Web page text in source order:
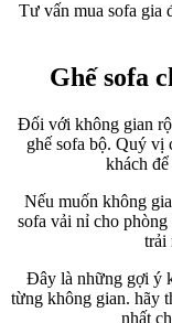
Tư vấn mua sofa gia
Ghế sofa
Đối với không gian
ghế sofa bộ. Quý vị
khách
Nếu muốn không
sofa vải nỉ cho
trải
Đây là những gợi ý
từng không gian. hãy
nhất